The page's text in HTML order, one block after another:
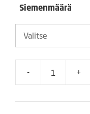
Siemenmäärä
- +